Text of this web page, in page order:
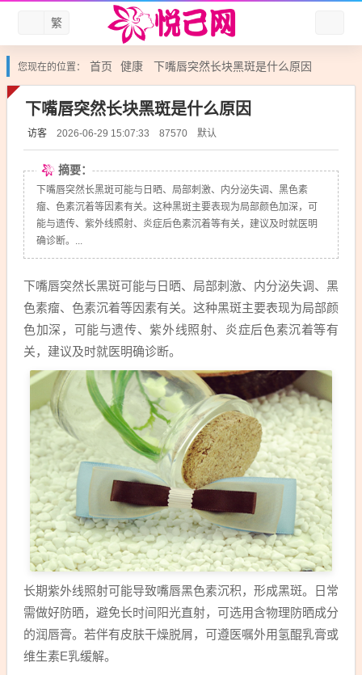
繁
您现在的位置： 首页 健康 下嘴唇突然长块黑斑是什么原因
下嘴唇突然长块黑斑是什么原因
访客 2026-06-29 15:07:33 87570 默认
摘要：
下嘴唇突然长黑斑可能与日晒、局部刺激、内分泌失调、黑色素
瘤、色素沉着等因素有关。这种黑斑主要表现为局部颜色加深，可
能与遗传、紫外线照射、炎症后色素沉着等有关，建议及时就医明
确诊断。...
下嘴唇突然长黑斑可能与日晒、局部刺激、内分泌失调、黑
色素瘤、色素沉着等因素有关。这种黑斑主要表现为局部颜
色加深，可能与遗传、紫外线照射、炎症后色素沉着等有
关，建议及时就医明确诊断。
长期紫外线照射可能导致嘴唇黑色素沉积，形成黑斑。日常
需做好防晒，避免长时间阳光直射，可选用含物理防晒成分
的润唇膏。若伴有皮肤干燥脱屑，可遵医嘱外用氢醌乳膏或
维生素E乳缓解。